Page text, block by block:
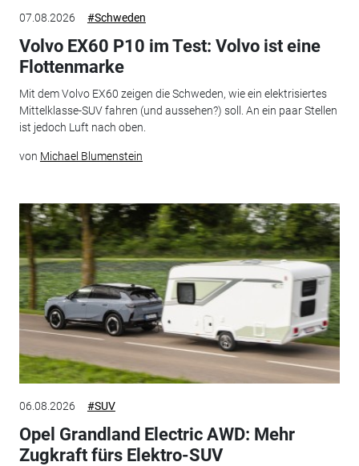
07.08.2026 #Schweden
Volvo EX60 P10 im Test: Volvo ist eine
Flottenmarke
Mit dem Volvo EX60 zeigen die Schweden, wie ein elektrisiertes
Mittelklasse-SUV fahren (und aussehen?) soll. An ein paar Stellen
ist jedoch Luft nach oben.
von Michael Blumenstein
06.08.2026 #SUV
Opel Grandland Electric AWD: Mehr
Zugkraft fürs Elektro-SUV